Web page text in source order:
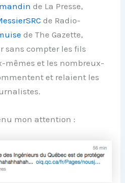
de La Presse,
de Radio-
de The Gazette,
sans compter les fils
mêmes et les nombreux-
et relaient les
mon attention :